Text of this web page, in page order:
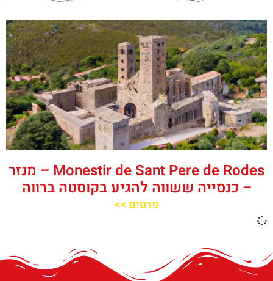
‪‪Monestir de Sant Pere de Rodes‬‬ – מנזר
– כנסייה ששווה להגיע בקוסטה ברווה
פרטים >>